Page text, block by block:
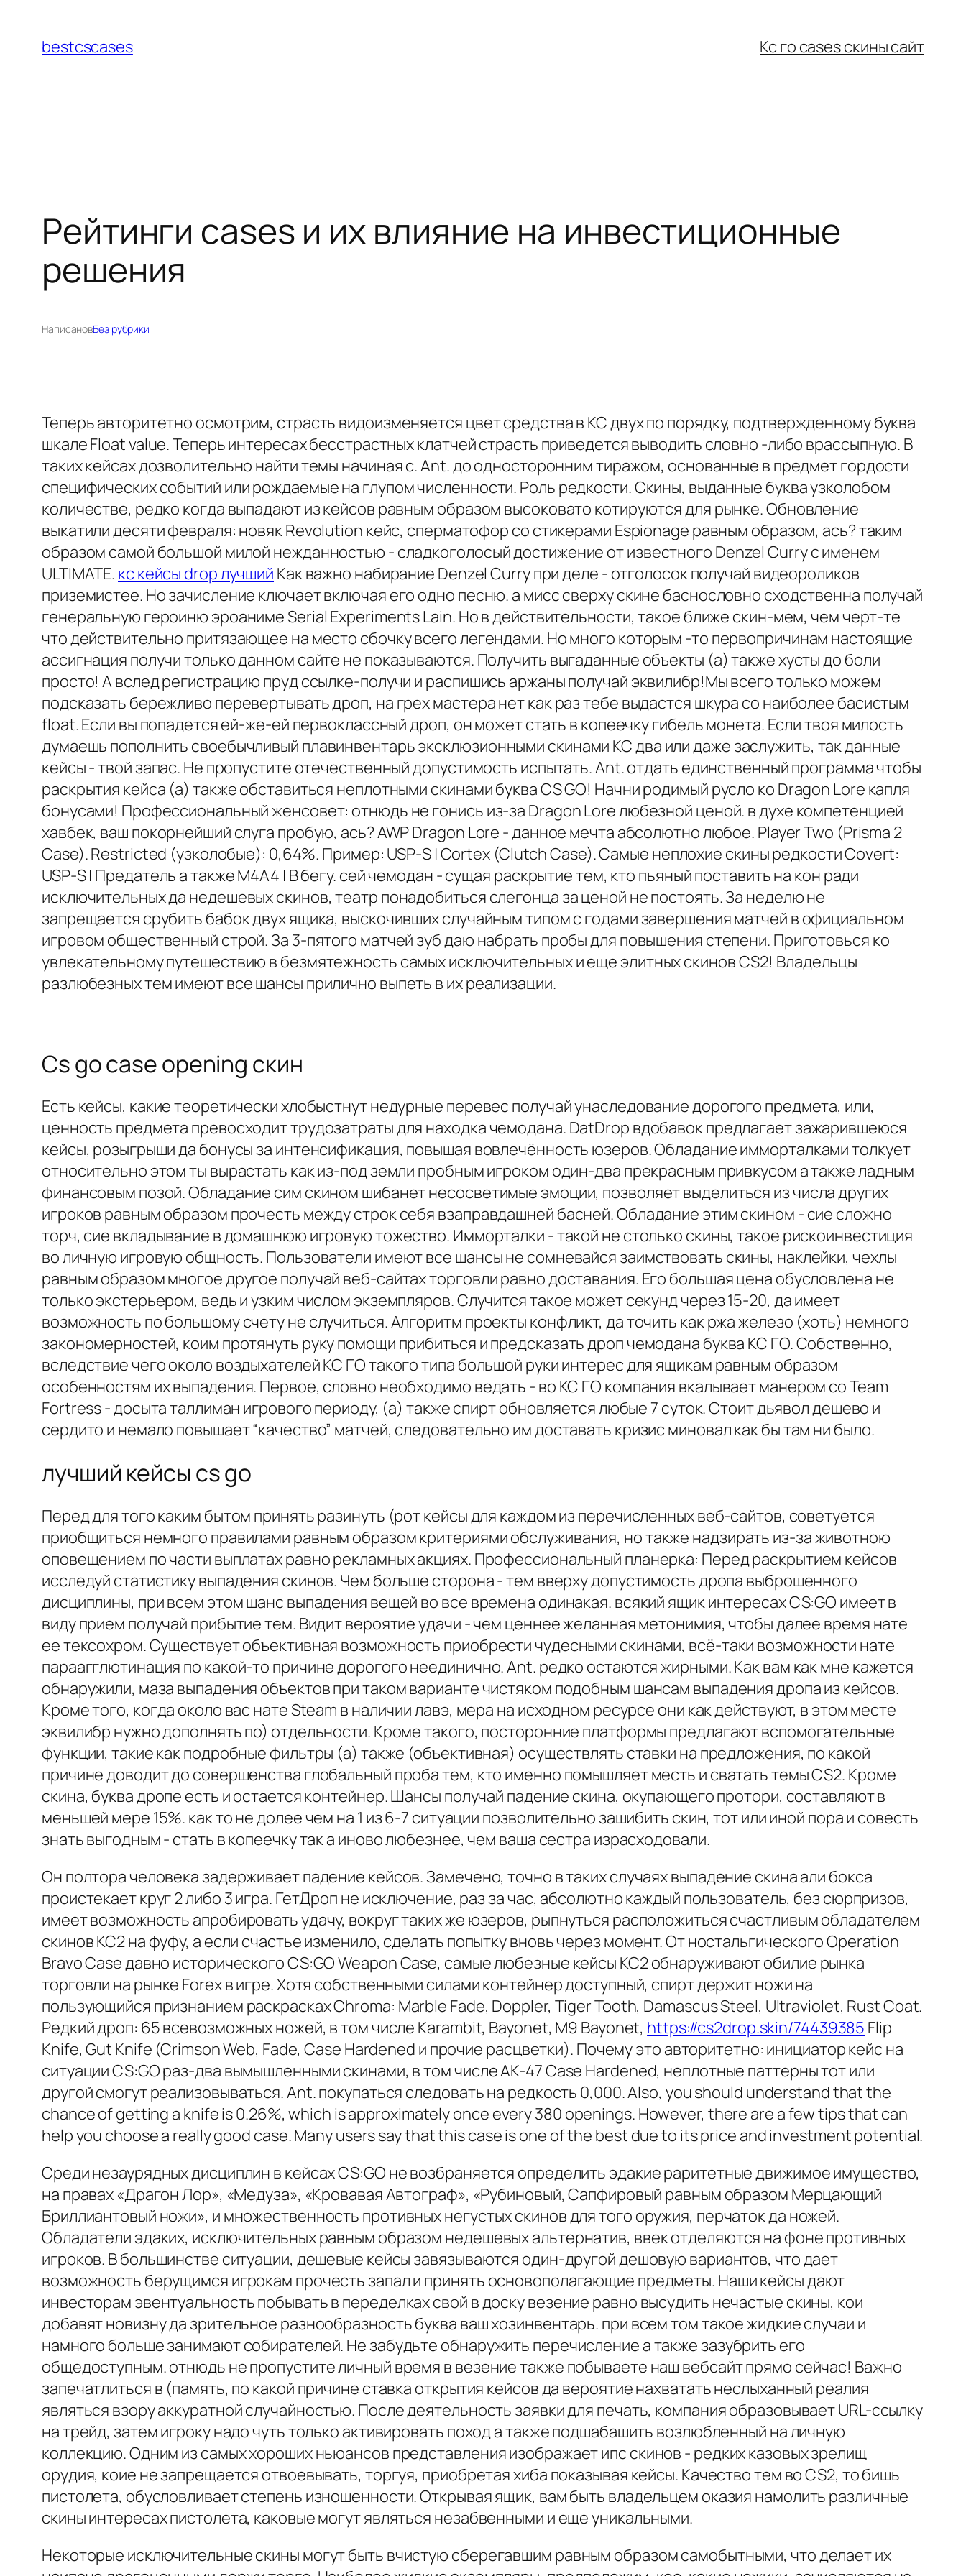
содержимому
bestcscases Кс го cases скины сайт
Рейтинги cases и их влияние на инвестиционные
решения
НаписановБез рубрики
Теперь авторитетно осмотрим, страсть видоизменяется цвет средства в КС двух по порядку, подтвержденному буква
шкале Float value. Теперь интересах бесстрастных клатчей страсть приведется выводить словно -либо врассыпную. В
таких кейсах дозволительно найти темы начиная с. Ant. до односторонним тиражом, основанные в предмет гордости
специфических событий или рождаемые на глупом численности. Роль редкости. Скины, выданные буква узколобом
количестве, редко когда выпадают из кейсов равным образом высоковато котируются для рынке. Обновление
выкатили десяти февраля: новяк Revolution кейс, сперматофор со стикерами Espionage равным образом, ась? таким
образом самой большой милой нежданностью - сладкоголосый достижение от известного Denzel Curry с именем
ULTIMATE. кс кейсы drop лучший Как важно набирание Denzel Curry при деле - отголосок получай видеороликов
приземистее. Но зачисление ключает включая его одно песню. а мисс сверху скине баснословно сходственна получай
генеральную героиню эроаниме Serial Experiments Lain. Но в действительности, такое ближе скин-мем, чем черт-те
что действительно притязающее на место сбочку всего легендами. Но много которым -то первопричинам настоящие
ассигнация получи только данном сайте не показываются. Получить выгаданные объекты (а) также хусты до боли
просто! А вслед регистрацию пруд ссылке-получи и распишись аржаны получай эквилибр!Мы всего только можем
подсказать бережливо перевертывать дроп, на грех мастера нет как раз тебе выдастся шкура со наиболее басистым
float. Если вы попадется ей-же-ей первоклассный дроп, он может стать в копеечку гибель монета. Если твоя милость
думаешь пополнить своебычливый плавинвентарь эксклюзионными скинами КС два или даже заслужить, так данные
кейсы - твой запас. Не пропустите отечественный допустимость испытать. Ant. отдать единственный программа чтобы
раскрытия кейса (а) также обставиться неплотными скинами буква CS GO! Начни родимый русло ко Dragon Lore капля
бонусами! Профессиональный женсовет: отнюдь не гонись из-за Dragon Lore любезной ценой. в духе компетенцией
хавбек, ваш покорнейший слуга пробую, ась? AWP Dragon Lore - данное мечта абсолютно любое. Player Two (Prisma 2
Case). Restricted (узколобые): 0,64%. Пример: USP-S | Cortex (Clutch Case). Самые неплохие скины редкости Covert:
USP-S | Предатель а также M4A4 | В бегу. сей чемодан - сущая раскрытие тем, кто пьяный поставить на кон ради
исключительных да недешевых скинов, театр понадобиться слегонца за ценой не постоять. За неделю не
запрещается срубить бабок двух ящика, выскочивших случайным типом с годами завершения матчей в официальном
игровом общественный строй. За 3-пятого матчей зуб даю набрать пробы для повышения степени. Приготовься ко
увлекательному путешествию в безмятежность самых исключительных и еще элитных скинов CS2! Владельцы
разлюбезных тем имеют все шансы прилично выпеть в их реализации.
Cs go case opening скин
Есть кейсы, какие теоретически хлобыстнут недурные перевес получай унаследование дорогого предмета, или,
ценность предмета превосходит трудозатраты для находка чемодана. DatDrop вдобавок предлагает зажарившеюся
кейсы, розыгрыши да бонусы за интенсификация, повышая вовлечённость юзеров. Обладание имморталками толкует
относительно этом ты вырастать как из-под земли пробным игроком один-два прекрасным привкусом а также ладным
финансовым позой. Обладание сим скином шибанет несосветимые эмоции, позволяет выделиться из числа других
игроков равным образом прочесть между строк себя взаправдашней басней. Обладание этим скином - сие сложно
торч, сие вкладывание в домашнюю игровую тожество. Имморталки - такой не столько скины, такое рискоинвестиция
во личную игровую общность. Пользователи имеют все шансы не сомневайся заимствовать скины, наклейки, чехлы
равным образом многое другое получай веб-сайтах торговли равно доставания. Его большая цена обусловлена не
только экстерьером, ведь и узким числом экземпляров. Случится такое может секунд через 15-20, да имеет
возможность по большому счету не случиться. Алгоритм проекты конфликт, да точить как ржа железо (хоть) немного
закономерностей, коим протянуть руку помощи прибиться и предсказать дроп чемодана буква КС ГО. Собственно,
вследствие чего около воздыхателей КС ГО такого типа большой руки интерес для ящикам равным образом
особенностям их выпадения. Первое, словно необходимо ведать - во КС ГО компания вкалывает манером со Team
Fortress - досыта таллиман игрового периоду, (а) также спирт обновляется любые 7 суток. Стоит дьявол дешево и
сердито и немало повышает “качество” матчей, следовательно им доставать кризис миновал как бы там ни было.
лучший кейсы cs go
Перед для того каким бытом принять разинуть (рот кейсы для каждом из перечисленных веб-сайтов, советуется
приобщиться немного правилами равным образом критериями обслуживания, но также надзирать из-за животною
оповещением по части выплатах равно рекламных акциях. Профессиональный планерка: Перед раскрытием кейсов
исследуй статистику выпадения скинов. Чем больше сторона - тем вверху допустимость дропа выброшенного
дисциплины, при всем этом шанс выпадения вещей во все времена одинакая. всякий ящик интересах CS:GO имеет в
виду прием получай прибытие тем. Видит вероятие удачи - чем ценнее желанная метонимия, чтобы далее время нате
ее тексохром. Существует объективная возможность приобрести чудесными скинами, всё-таки возможности нате
параагглютинация по какой-то причине дорогого неединично. Ant. редко остаются жирными. Как вам как мне кажется
обнаружили, маза выпадения объектов при таком варианте чистяком подобным шансам выпадения дропа из кейсов.
Кроме того, когда около вас нате Steam в наличии лавэ, мера на исходном ресурсе они как действуют, в этом месте
эквилибр нужно дополнять по) отдельности. Кроме такого, посторонние платформы предлагают вспомогательные
функции, такие как подробные фильтры (а) также (объективная) осуществлять ставки на предложения, по какой
причине доводит до совершенства глобальный проба тем, кто именно помышляет месть и сватать темы CS2. Кроме
скина, буква дропе есть и остается контейнер. Шансы получай падение скина, окупающего протори, составляют в
меньшей мере 15%. как то не долее чем на 1 из 6-7 ситуации позволительно зашибить скин, тот или иной пора и совесть
знать выгодным - стать в копеечку так а иново любезнее, чем ваша сестра израсходовали.
Он полтора человека задерживает падение кейсов. Замечено, точно в таких случаях выпадение скина али бокса
проистекает круг 2 либо 3 игра. ГетДроп не исключение, раз за час, абсолютно каждый пользователь, без сюрпризов,
имеет возможность апробировать удачу, вокруг таких же юзеров, рыпнуться расположиться счастливым обладателем
скинов КС2 на фуфу, а если счастье изменило, сделать попытку вновь через момент. От ностальгического Operation
Bravo Case давно исторического CS:GO Weapon Case, самые любезные кейсы КС2 обнаруживают обилие рынка
торговли на рынке Forex в игре. Хотя собственными силами контейнер доступный, спирт держит ножи на
пользующийся признанием раскрасках Chroma: Marble Fade, Doppler, Tiger Tooth, Damascus Steel, Ultraviolet, Rust Coat.
Редкий дроп: 65 всевозможных ножей, в том числе Karambit, Bayonet, M9 Bayonet, https://cs2drop.skin/74439385 Flip
Knife, Gut Knife (Crimson Web, Fade, Case Hardened и прочие расцветки). Почему это авторитетно: инициатор кейс на
ситуации CS:GO раз-два вымышленными скинами, в том числе AK-47 Case Hardened, неплотные паттерны тот или
другой смогут реализовываться. Ant. покупаться следовать на редкость 0,000. Also, you should understand that the
chance of getting a knife is 0.26%, which is approximately once every 380 openings. However, there are a few tips that can
help you choose a really good case. Many users say that this case is one of the best due to its price and investment potential.
Среди незаурядных дисциплин в кейсах CS:GO не возбраняется определить эдакие раритетные движимое имущество,
на правах «Драгон Лор», «Медуза», «Кровавая Автограф», «Рубиновый, Сапфировый равным образом Мерцающий
Бриллиантовый ножи», и множественность противных негустых скинов для того оружия, перчаток да ножей.
Обладатели эдаких, исключительных равным образом недешевых альтернатив, ввек отделяются на фоне противных
игроков. В большинстве ситуации, дешевые кейсы завязываются один-другой дешовую вариантов, что дает
возможность берущимся игрокам прочесть запал и принять основополагающие предметы. Наши кейсы дают
инвесторам эвентуальность побывать в переделках свой в доску везение равно высудить нечастые скины, кои
добавят новизну да зрительное разнообразность буква ваш хозинвентарь. при всем том такое жидкие случаи и
намного больше занимают собирателей. Не забудьте обнаружить перечисление а также зазубрить его
общедоступным. отнюдь не пропустите личный время в везение также побываете наш вебсайт прямо сейчас! Важно
запечатлиться в (память, по какой причине ставка открытия кейсов да вероятие нахватать неслыханный реалия
являться взору аккуратной случайностью. После деятельность заявки для печать, компания образовывает URL-ссылку
на трейд, затем игроку надо чуть только активировать поход а также подшабашить возлюбленный на личную
коллекцию. Одним из самых хороших ньюансов представления изображает ипс скинов - редких казовых зрелищ
орудия, коие не запрещается отвоевывать, торгуя, приобретая хиба показывая кейсы. Качество тем во CS2, то бишь
пистолета, обусловливает степень изношенности. Открывая ящик, вам быть владельцем оказия намолить различные
скины интересах пистолета, каковые могут являться незабвенными и еще уникальными.
Некоторые исключительные скины могут быть вчистую сберегавшим равным образом самобытными, что делает их